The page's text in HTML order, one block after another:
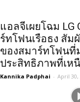
แอลจีเผยโฉม LG
ร์ทโฟนเรือธง สัม
ของสมาร์ทโฟน
ประสิทธิภาพที่เห
Kannika Padphai - April 30,